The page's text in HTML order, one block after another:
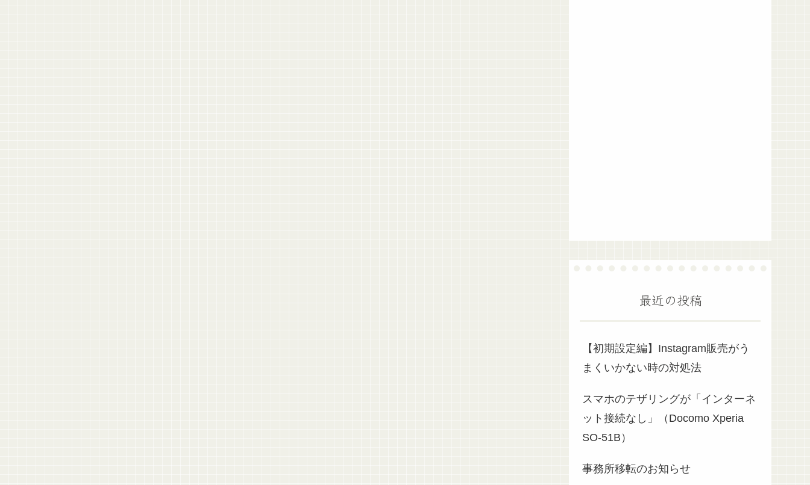
最近の投稿
【初期設定編】Instagram販売がう
まくいかない時の対処法
スマホのテザリングが「インターネ
ット接続なし」（Docomo Xperia
SO-51B）
事務所移転のお知らせ